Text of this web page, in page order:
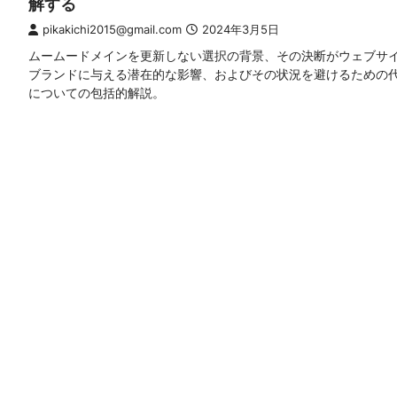
解する
pikakichi2015@gmail.com 2024年3月5日
ムームードメインを更新しない選択の背景、その決断がウェブサ
ブランドに与える潜在的な影響、およびその状況を避けるための
についての包括的解説。